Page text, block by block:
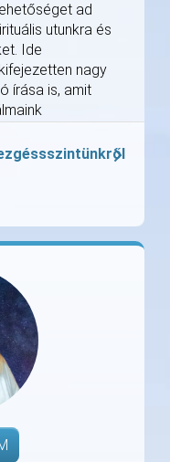
ad
utunkra és
Ide
nagy
írása is, amit